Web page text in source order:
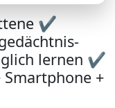
✔
lernen ✔
Smartphone +